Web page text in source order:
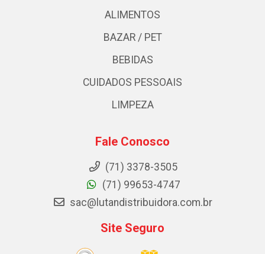
ALIMENTOS
BAZAR / PET
BEBIDAS
CUIDADOS PESSOAIS
LIMPEZA
Fale Conosco
(71) 3378-3505
(71) 99653-4747
sac@lutandistribuidora.com.br
Site Seguro